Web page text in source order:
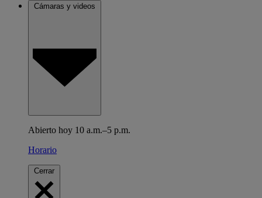
Cámaras y videos
Abierto hoy 10 a.m.–5 p.m.
Horario
Cerrar